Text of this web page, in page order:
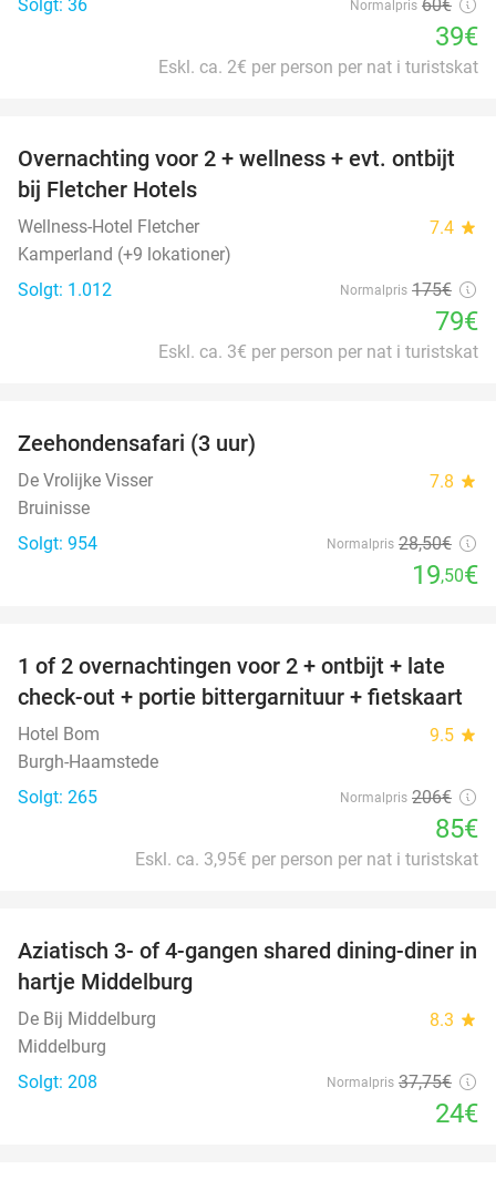
Solgt: 36
Normalpris 60€
39€
Eskl. ca. 2€ per person per nat i turistskat
55%
Overnachting voor 2 + wellness + evt. ontbijt
bij Fletcher Hotels
Wellness-Hotel Fletcher 7.4 star
Kamperland (+9 lokationer)
Solgt: 1.012
Normalpris 175€
79€
Eskl. ca. 3€ per person per nat i turistskat
Zeehondensafari (3 uur)
De Vrolijke Visser 7.8 star
Bruinisse
Solgt: 954
Normalpris 28,50€
19,50€
59%
1 of 2 overnachtingen voor 2 + ontbijt + late
check-out + portie bittergarnituur + fietskaart
Hotel Bom 9.5 star
Burgh-Haamstede
Solgt: 265
Normalpris 206€
85€
Eskl. ca. 3,95€ per person per nat i turistskat
36%
Aziatisch 3- of 4-gangen shared dining-diner in
hartje Middelburg
De Bij Middelburg 8.3 star
Middelburg
Solgt: 208
Normalpris 37,75€
24€